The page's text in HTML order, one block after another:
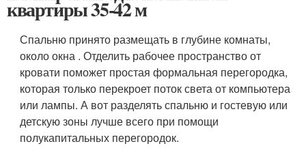
квартиры 35-42 м
Спальню принято размещать в глубине комнаты,
около окна . Отделить рабочее пространство от
кровати поможет простая формальная перегородка,
которая только перекроет поток света от компьютера
или лампы. А вот разделять спальню и гостевую или
детскую зоны лучше всего при помощи
полукапитальных перегородок.